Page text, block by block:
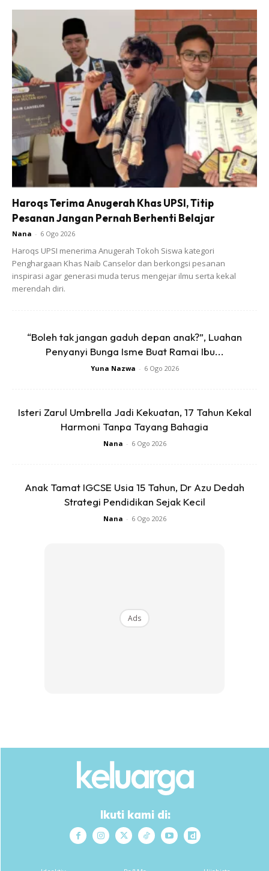
Ads
2. AMBIL SERBUK KUNYIT
Haroqs Terima Anugerah Khas UPSI, Titip
Pesanan Jangan Pernah Berhenti Belajar
Nana - 6 Ogo 2026
Haroqs UPSI menerima Anugerah Tokoh Siswa kategori
Penghargaan Khas Naib Canselor dan berkongsi pesanan
inspirasi agar generasi muda terus mengejar ilmu serta kekal
merendah diri.
“Boleh tak jangan gaduh depan anak?”, Luahan
Penyanyi Bunga Isme Buat Ramai Ibu...
Yuna Nazwa - 6 Ogo 2026
Isteri Zarul Umbrella Jadi Kekuatan, 17 Tahun Kekal
Harmoni Tanpa Tayang Bahagia
Nana - 6 Ogo 2026
Anak Tamat IGCSE Usia 15 Tahun, Dr Azu Dedah
Strategi Pendidikan Sejak Kecil
Nana - 6 Ogo 2026
Ads
Ikuti kami di: